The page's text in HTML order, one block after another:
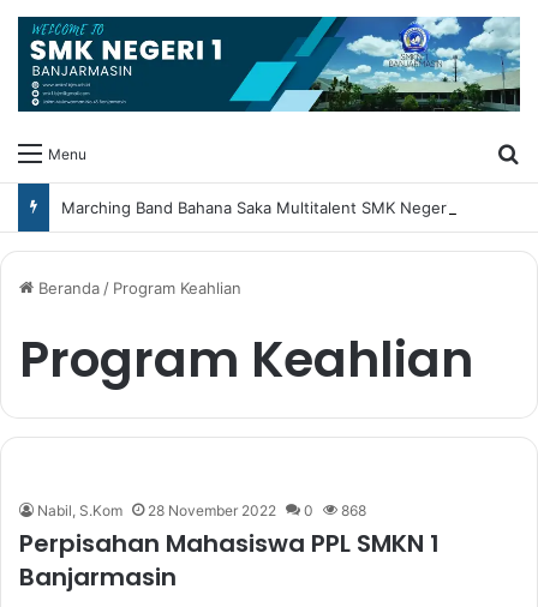
Menu
Beranda/ Program Keahlian
Program Keahlian
Nabil, S.Kom 28 November 2022 0 868
Perpisahan Mahasiswa PPL SMKN 1
Banjarmasin